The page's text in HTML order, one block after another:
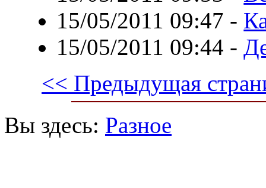
15/05/2011 09:47 -
15/05/2011 09:44 -
<< Предыдущая
Вы здесь: Разное